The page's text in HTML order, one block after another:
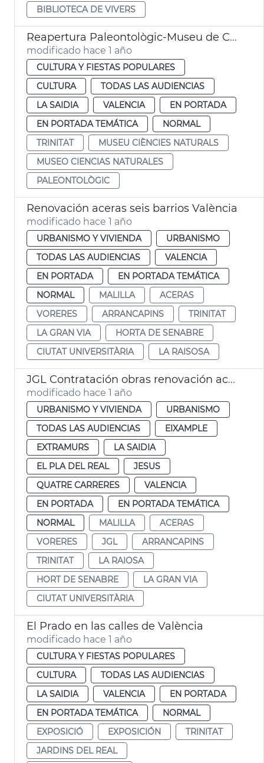
BIBLIOTECA DE VIVERS
Reapertura Paleontològic-Museu de Col·leccions Naturals
modificado hace 1 año
CULTURA Y FIESTAS POPULARES
CULTURA
TODAS LAS AUDIENCIAS
LA SAIDIA
VALENCIA
EN PORTADA
EN PORTADA TEMÁTICA
NORMAL
TRINITAT
MUSEU CIÈNCIES NATURALS
MUSEO CIENCIAS NATURALES
PALEONTOLÒGIC
Renovación aceras seis barrios València
modificado hace 1 año
URBANISMO Y VIVIENDA
URBANISMO
TODAS LAS AUDIENCIAS
VALENCIA
EN PORTADA
EN PORTADA TEMÁTICA
NORMAL
MALILLA
ACERAS
VORERES
ARRANCAPINS
TRINITAT
LA GRAN VIA
HORTA DE SENABRE
CIUTAT UNIVERSITÀRIA
LA RAISOSA
JGL Contratación obras renovación aceras València
modificado hace 1 año
URBANISMO Y VIVIENDA
URBANISMO
TODAS LAS AUDIENCIAS
EIXAMPLE
EXTRAMURS
LA SAIDIA
EL PLA DEL REAL
JESUS
QUATRE CARRERES
VALENCIA
EN PORTADA
EN PORTADA TEMÁTICA
NORMAL
MALILLA
ACERAS
VORERES
JGL
ARRANCAPINS
TRINITAT
LA RAIOSA
HORT DE SENABRE
LA GRAN VIA
CIUTAT UNIVERSITÀRIA
El Prado en las calles de València
modificado hace 1 año
CULTURA Y FIESTAS POPULARES
CULTURA
TODAS LAS AUDIENCIAS
LA SAIDIA
VALENCIA
EN PORTADA
EN PORTADA TEMÁTICA
NORMAL
EXPOSICIÓ
EXPOSICIÓN
TRINITAT
JARDINS DEL REAL